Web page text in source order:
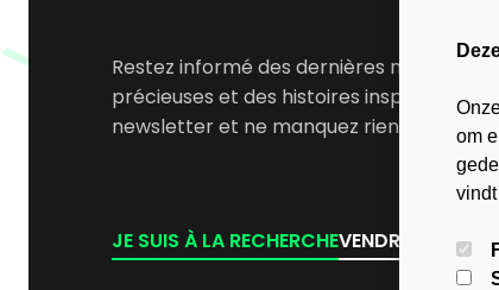
Restez informé des dernières nouvelles,
précieuses et des histoires inspirantes.
newsletter et ne manquez rien !
JE SUIS À LA RECHERCHEVENDRE UNE
om